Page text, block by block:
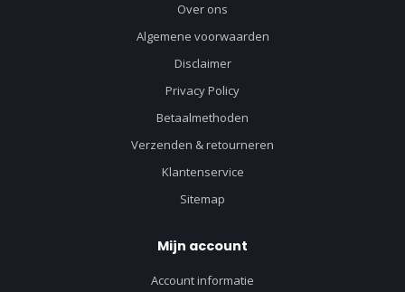
Over ons
Algemene voorwaarden
Disclaimer
Privacy Policy
Betaalmethoden
Verzenden & retourneren
Klantenservice
Sitemap
Mijn account
Account informatie